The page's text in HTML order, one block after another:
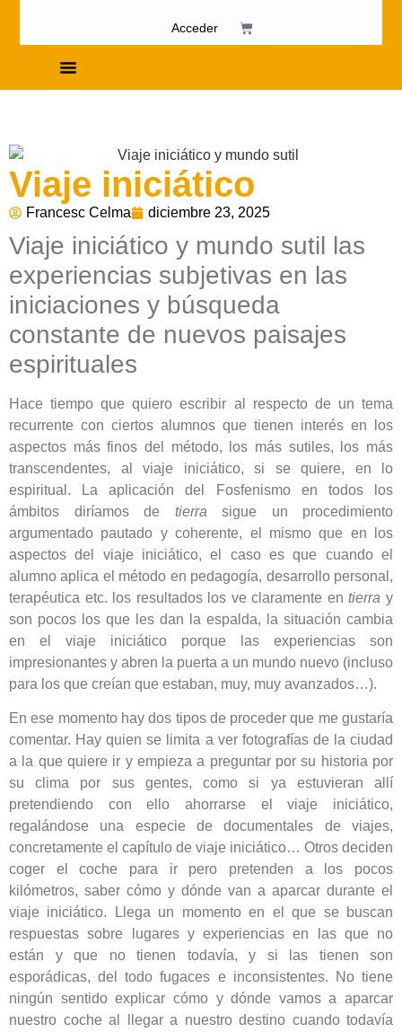
Acceder
Viaje iniciático
Francesc Celma diciembre 23, 2025
Viaje iniciático y mundo sutil las
experiencias subjetivas en las
iniciaciones y búsqueda
constante de nuevos paisajes
espirituales
Hace tiempo que quiero escribir al respecto de un tema
recurrente con ciertos alumnos que tienen interés en los
aspectos más finos del método, los más sutiles, los más
transcendentes, al viaje iniciático, si se quiere, en lo
espiritual. La aplicación del Fosfenismo en todos los
ámbitos diríamos de tierra sigue un procedimiento
argumentado pautado y coherente, el mismo que en los
aspectos del viaje iniciático, el caso es que cuando el
alumno aplica el método en pedagogía, desarrollo personal,
terapéutica etc. los resultados los ve claramente entierra y
son pocos los que les dan la espalda, la situación cambia
en el viaje iniciático porque las experiencias son
impresionantes y abren la puerta a un mundo nuevo (incluso
para los que creían que estaban, muy, muy avanzados…).
En ese momento hay dos tipos de proceder que me gustaría
comentar. Hay quien se limita a ver fotografías de la ciudad
a la que quiere ir y empieza a preguntar por su historia por
su clima por sus gentes, como si ya estuvieran allí
pretendiendo con ello ahorrarse el viaje iniciático,
regalándose una especie de documentales de viajes,
concretamente el capítulo de viaje iniciático… Otros deciden
coger el coche para ir pero pretenden a los pocos
kilómetros, saber cómo y dónde van a aparcar durante el
viaje iniciático. Llega un momento en el que se buscan
respuestas sobre lugares y experiencias en las que no
están y que no tienen todavía, y si las tienen son
esporádicas, del todo fugaces e inconsistentes. No tiene
ningún sentido explicar cómo y dónde vamos a aparcar
nuestro coche al llegar a nuestro destino cuando todavía